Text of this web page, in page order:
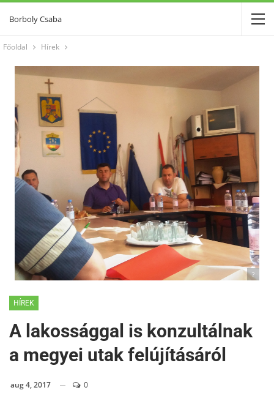
Borboly Csaba
Főoldal Hírek
?
HÍREK
A lakossággal is konzultálnak
a megyei utak felújításáról
aug 4, 2017 0